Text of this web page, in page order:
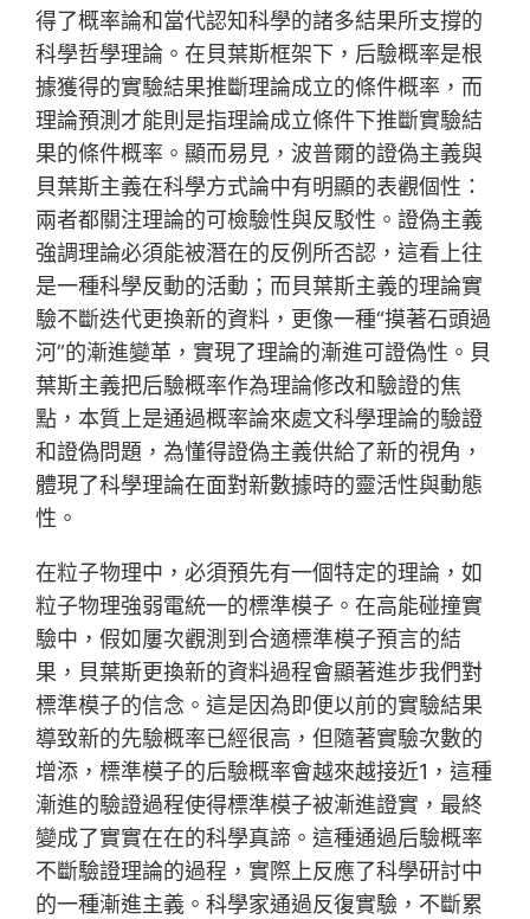
得了概率論和當代認知科學的諸多結果所支撐的
科學哲學理論。在貝葉斯框架下，后驗概率是根
據獲得的實驗結果推斷理論成立的條件概率，而
理論預測才能則是指理論成立條件下推斷實驗結
果的條件概率。顯而易見，波普爾的證偽主義與
貝葉斯主義在科學方式論中有明顯的表觀個性：
兩者都關注理論的可檢驗性與反駁性。證偽主義
強調理論必須能被潛在的反例所否認，這看上往
是一種科學反動的活動；而貝葉斯主義的理論實
驗不斷迭代更換新的資料，更像一種“摸著石頭過
河”的漸進變革，實現了理論的漸進可證偽性。貝
葉斯主義把后驗概率作為理論修改和驗證的焦
點，本質上是通過概率論來處文科學理論的驗證
和證偽問題，為懂得證偽主義供給了新的視角，
體現了科學理論在面對新數據時的靈活性與動態
性。
在粒子物理中，必須預先有一個特定的理論，如
粒子物理強弱電統一的標準模子。在高能碰撞實
驗中，假如屢次觀測到合適標準模子預言的結
果，貝葉斯更換新的資料過程會顯著進步我們對
標準模子的信念。這是因為即便以前的實驗結果
導致新的先驗概率已經很高，但隨著實驗次數的
增添，標準模子的后驗概率會越來越接近1，這種
漸進的驗證過程使得標準模子被漸進證實，最終
變成了實實在在的科學真諦。這種通過后驗概率
不斷驗證理論的過程，實際上反應了科學研討中
的一種漸進主義。科學家通過反復實驗，不斷累